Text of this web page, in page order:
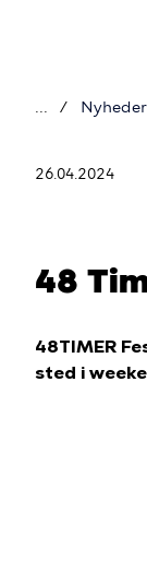
Nyheder
26.04.2024
48
48TIMER
sted i